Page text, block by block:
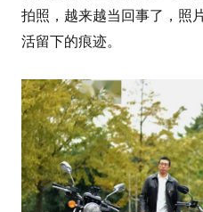
拍照，越来越当回事了，照
活留下的痕迹。